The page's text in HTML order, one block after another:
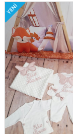
YENI